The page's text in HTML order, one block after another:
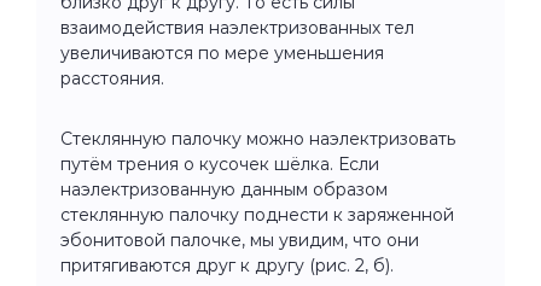
взаимодействия наэлектризованных тел
увеличиваются по мере уменьшения
расстояния.
Стеклянную палочку можно наэлектризовать
путём трения о кусочек шёлка. Если
наэлектризованную данным образом
стеклянную палочку поднести к заряженной
эбонитовой палочке, мы увидим, что они
притягиваются друг к другу (рис. 2, б).